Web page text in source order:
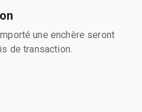
une enchère seront
de transaction.